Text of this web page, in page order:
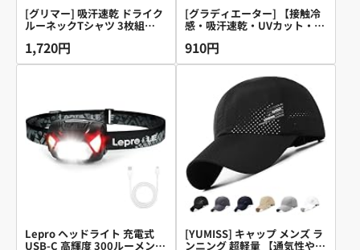
[グリマー] 吸汗速乾 ドライク
ルーネックTシャツ 3枚組
ト/ネイビー/ダークグレー M
1,720円
[グラディエーター] 【接触冷
感・吸汗速乾・UVカット・消
ェア 作業用 G-818ドライパワ
ーサポート長袖 ブラック L
910円
Lepro ヘッドライト 充電式
USB-C 高輝度 300ルーメン
[YUMISS] キャップ メンズ ラ
ンニング 超軽量 【通気性や速